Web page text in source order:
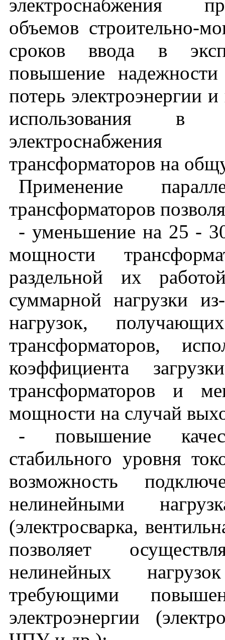
электроснабжения
объемов строительно-
сроков ввода в
повышение надежности
потерь электроэнергии
использования в
трансформаторов на
Применение
трансформаторов
- уменьшение на 25 -
мощности
раздельной их
суммарной нагрузки
нагрузок,
трансформаторов,
коэффициента
трансформаторов и
мощности на случай
- повышение
стабильного уровня
возможность
нелинейными
(электросварка,
позволяет
нелинейных
требующими
электроэнергии